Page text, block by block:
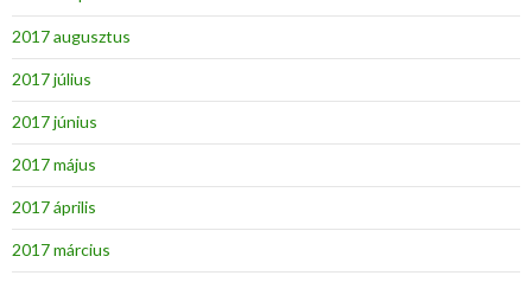
2017 augusztus
2017 július
2017 június
2017 május
2017 április
2017 március